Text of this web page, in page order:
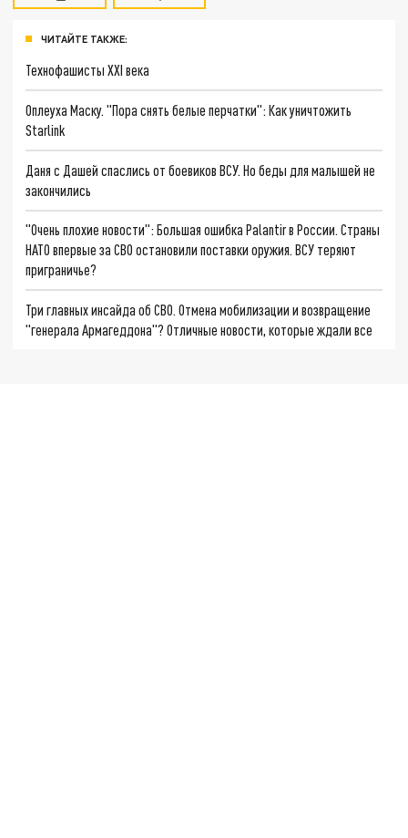
ЧИТАЙТЕ ТАКЖЕ:
Технофашисты XXI века
Оплеуха Маску. "Пора снять белые перчатки": Как уничтожить
Starlink
Даня с Дашей спаслись от боевиков ВСУ. Но беды для малышей не
закончились
"Очень плохие новости": Большая ошибка Palantir в России. Страны
НАТО впервые за СВО остановили поставки оружия. ВСУ теряют
приграничье?
Три главных инсайда об СВО. Отмена мобилизации и возвращение
"генерала Армагеддона"? Отличные новости, которые ждали все